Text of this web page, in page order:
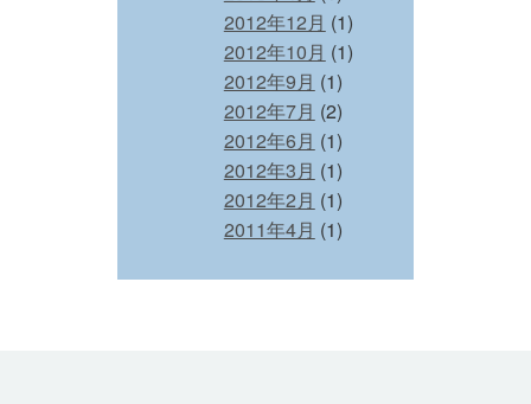
2012年12月 (1)
2012年10月 (1)
2012年9月 (1)
2012年7月 (2)
2012年6月 (1)
2012年3月 (1)
2012年2月 (1)
2011年4月 (1)